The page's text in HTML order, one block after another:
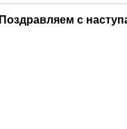
Поздравляем с